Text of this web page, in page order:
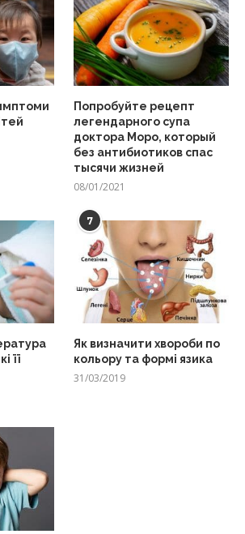
Попробуйте рецепт
легендарного супа
доктора Моро, который
без антибиотиков спас
тысячи жизней
08/01/2021
її
7
Як визначити хвороби по
кольору та формі язика
31/03/2019